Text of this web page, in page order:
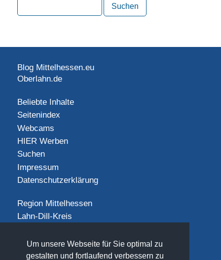
Um unsere Webseite für Sie optimal zu
gestalten und fortlaufend verbessern zu
Blog Mittelhessen.eu
Oberlahn.de
Beliebte Inhalte
Seitenindex
Webcams
HIER Werben
Suchen
Impressum
Datenschutzerklärung
Region Mittelhessen
Lahn-Dill-Kreis
Landkreis Limburg-Weilburg
Landkreis Marburg-Biedenkopf